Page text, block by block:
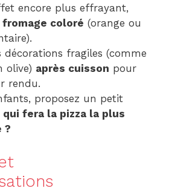
encore plus effrayant,
fromage coloré (orange ou
décorations fragiles (comme
olive) après cuisson pour
rendu.
proposez un petit
qui fera la pizza la plus
?